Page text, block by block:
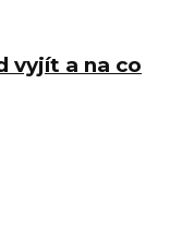
vyjít a na co